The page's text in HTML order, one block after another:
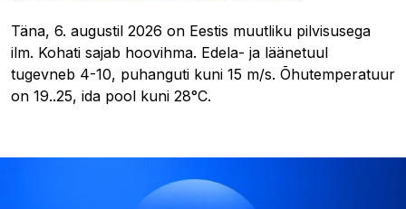
Täna, 6. augustil 2026 on Eestis muutliku pilvisusega
ilm. Kohati sajab hoovihma. Edela- ja läänetuul
tugevneb 4-10, puhanguti kuni 15 m/s. Õhutemperatuur
on 19..25, ida pool kuni 28°C.